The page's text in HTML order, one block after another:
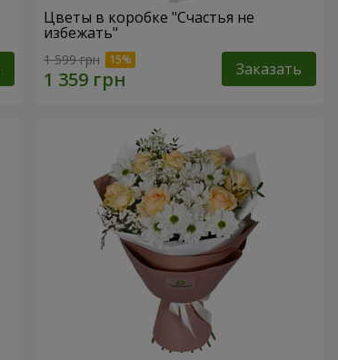
Цветы в коробке "Счастья не
избежать"
1 599 грн Заказать